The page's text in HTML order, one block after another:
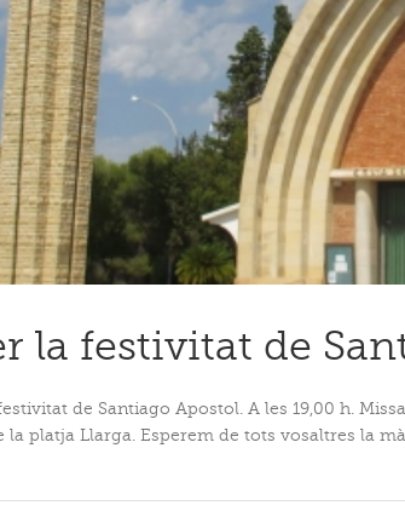
la festivitat de
de Santiago Apostol. A les 19,00 h.
platja Llarga. Esperem de tots vosaltres la